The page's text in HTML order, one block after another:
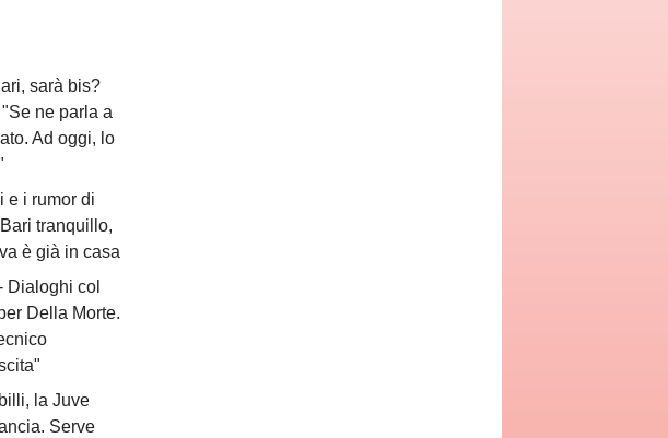
sarà bis?
ne parla a
Ad oggi, lo
e i rumor di
tranquillo,
è già in casa
Dialoghi col
Della Morte.
la Juve
Serve